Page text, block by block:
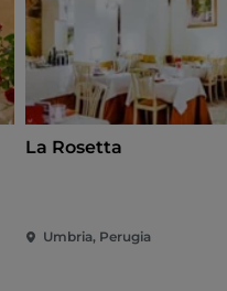
La Rosetta
Umbria, Perugia